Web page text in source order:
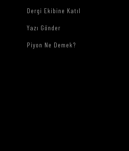
Dergi Ekibine Katıl
Yazı Gönder
Piyon Ne Demek?